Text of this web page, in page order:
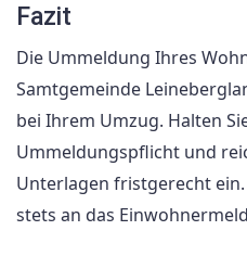
Fazit
Die Ummeldung Ihres
Samtgemeinde
bei Ihrem Umzug. Halten
Ummeldungspflicht und
Unterlagen fristgerecht ein.
stets an das